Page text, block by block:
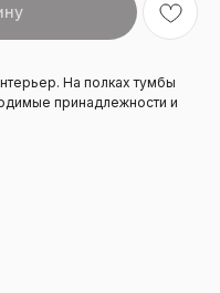
На полках тумбы
принадлежности и